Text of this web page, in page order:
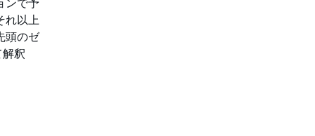
ンで予
れ以上
頭のゼ
釈